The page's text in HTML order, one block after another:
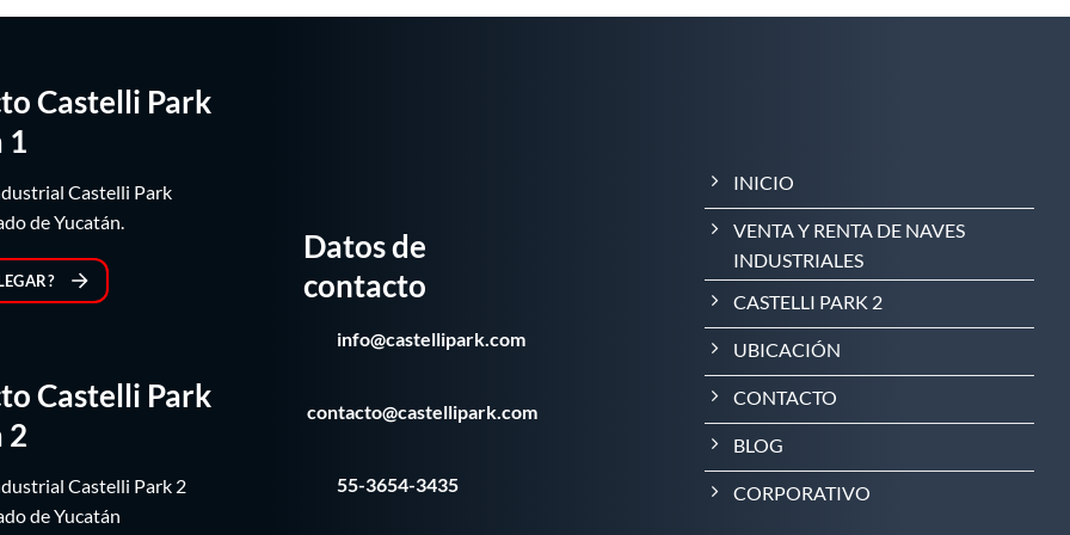
Castelli Park
1
Castelli Park
de Yucatán.
Castelli Park
2
Castelli Park 2
de Yucatán
Datos de
contacto
info@castellipark.com
contacto@castellipark.com
55-3654-3435
INICIO
VENTA Y RENTA DE NAVES
INDUSTRIALES
CASTELLI PARK 2
UBICACIÓN
CONTACTO
BLOG
CORPORATIVO